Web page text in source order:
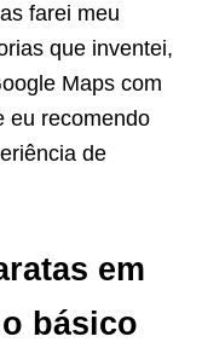
farei meu
que inventei,
Maps com
eu recomendo
de
em
básico